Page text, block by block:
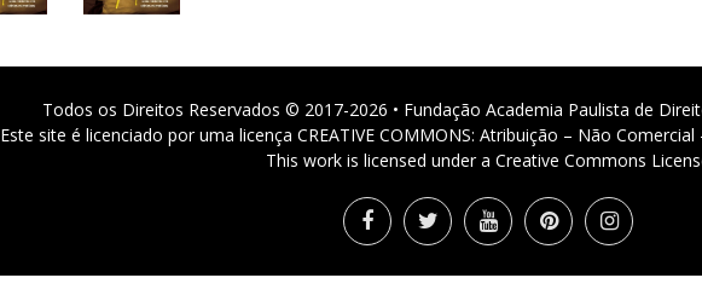
Todos os Direitos Reservados © 2017-2026 • Fundação Academia Paulista de
Este site é licenciado por uma licença CREATIVE COMMONS: Atribuição – Não
This work is licensed under a Creative Commons